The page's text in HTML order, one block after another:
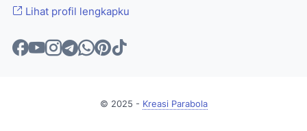
Lihat profil lengkapku
© 2025 - Kreasi Parabola